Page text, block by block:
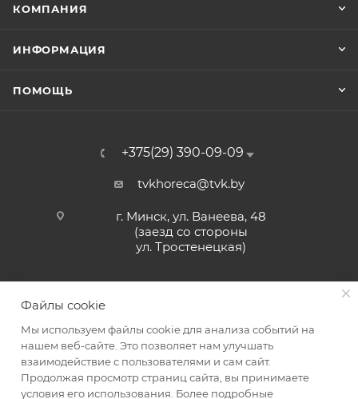
КОМПАНИЯ
ИНФОРМАЦИЯ
ПОМОЩЬ
+375(29) 390-09-09
tvkhoreca@tvk.by
г. Минск, ул. Ванеева, 48
(заезд со стороны
ул. Тростенецкая)
2026 © ЗАО «ТВК»
Файлы cookie
Мы используем файлы cookie для анализа событий на
нашем веб-сайте. Это позволяет нам улучшать
взаимодействие с пользователями и сам сайт.
Продолжая просмотр страниц сайта, вы принимаете
условия его использования. Более подробные